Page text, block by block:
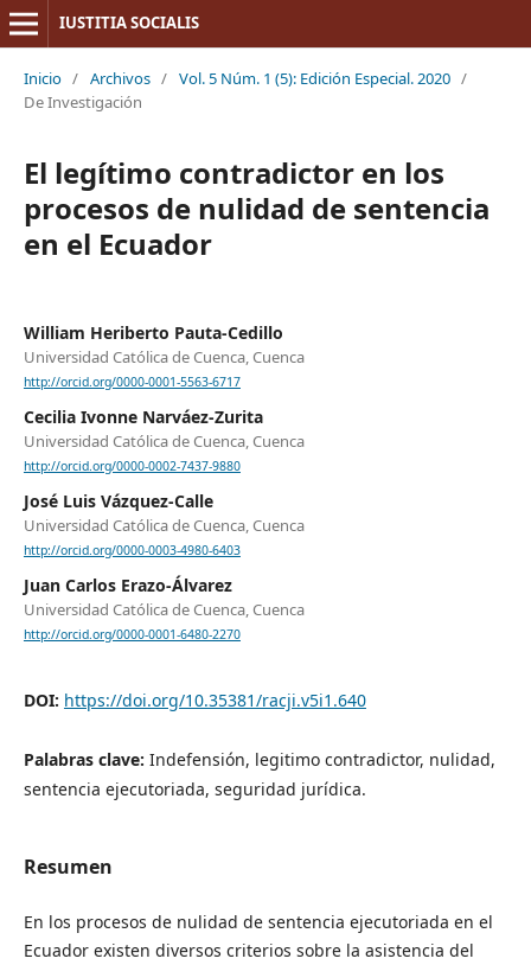
IUSTITIA SOCIALIS
Inicio / Archivos / Vol. 5 Núm. 1 (5): Edición Especial. 2020 /
De Investigación
El legítimo contradictor en los
procesos de nulidad de sentencia
en el Ecuador
William Heriberto Pauta-Cedillo
Universidad Católica de Cuenca, Cuenca
http://orcid.org/0000-0001-5563-6717
Cecilia Ivonne Narváez-Zurita
Universidad Católica de Cuenca, Cuenca
http://orcid.org/0000-0002-7437-9880
José Luis Vázquez-Calle
Universidad Católica de Cuenca, Cuenca
http://orcid.org/0000-0003-4980-6403
Juan Carlos Erazo-Álvarez
Universidad Católica de Cuenca, Cuenca
http://orcid.org/0000-0001-6480-2270
DOI: https://doi.org/10.35381/racji.v5i1.640
Palabras clave: Indefensión, legitimo contradictor, nulidad,
sentencia ejecutoriada, seguridad jurídica.
Resumen
En los procesos de nulidad de sentencia ejecutoriada en el
Ecuador existen diversos criterios sobre la asistencia del